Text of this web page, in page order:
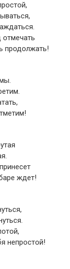
продолжать!
ждет!
непростой!